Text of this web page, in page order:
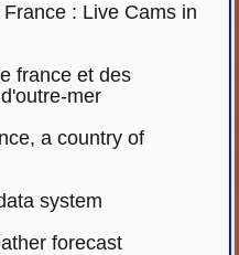
: Live Cams in
france et des
mer
a country of
system
forecast